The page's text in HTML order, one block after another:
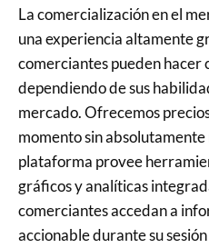
La comercialización en el
una experiencia altamente
comerciantes pueden hacer
dependiendo de sus
mercado. Ofrecemos
momento sin
plataforma provee
gráficos y analíticas
comerciantes accedan a
accionable durante su